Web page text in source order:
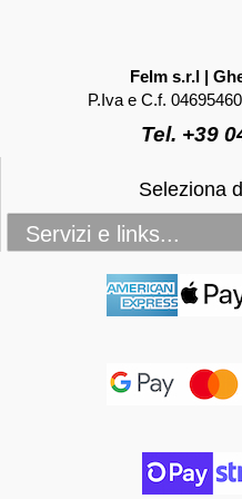
Felm s.r.l |
P.Iva e C.f.
Tel. +39
Seleziona